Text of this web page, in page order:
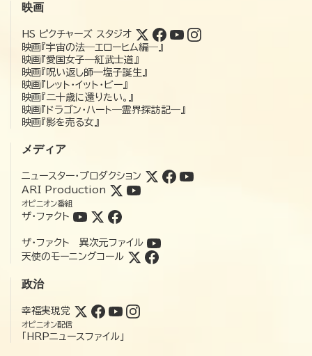
映画
HS ピクチャーズ スタジオ
映画『宇宙の法―エローヒム編―』
映画『愛国女子―紅武士道』
映画『呪い返し師—塩子誕生』
映画『レット・イット・ビー』
映画『二十歳に還りたい。』
映画『ドラゴン・ハート―霊界探訪記―』
映画『影を売る女』
メディア
ニュースター・プロダクション
ARI Production
オピニオン番組
ザ・ファクト
ザ・ファクト 異次元ファイル
天使のモーニングコール
政治
幸福実現党
オピニオン配信
「HRPニュースファイル」